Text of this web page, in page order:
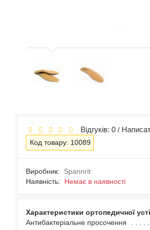
Відгуків: 0 /
Код товару: 10089
Виробник:
Spannrit
Наявність: Немає в наявності
Характеристики ортопедичної
Антибактеріальне просочення